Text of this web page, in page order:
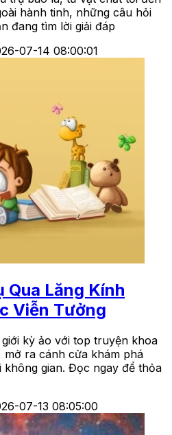
hành tinh, những câu hỏi
đang tìm lời giải đáp
07-14 08:00:01
Qua Lăng Kính
Viễn Tưởng
kỳ ảo với top truyện khoa
ra cánh cửa khám phá
không gian. Đọc ngay để thỏa
07-13 08:05:00